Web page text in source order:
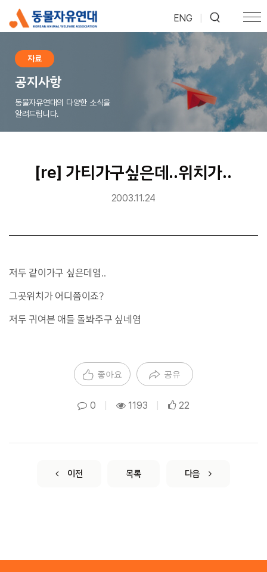
ENG
자료
공지사항
동물자유연대의 다양한 소식을
알려드립니다.
[re] 가티가구싶은데..위치가..
2003.11.24
저두 같이가구 싶은데염..
그곳위치가 어디쯤이죠?
저두 귀여븐 애들 돌봐주구 싶네염
좋아요 공유
0 1193 22
이전 목록 다음